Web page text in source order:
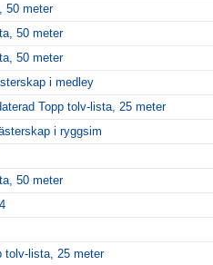
50 meter
50 meter
50 meter
i medley
Topp tolv-lista, 25 meter
i ryggsim
50 meter
tolv-lista, 25 meter